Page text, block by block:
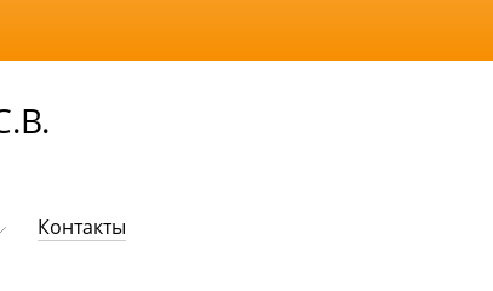
Контакты